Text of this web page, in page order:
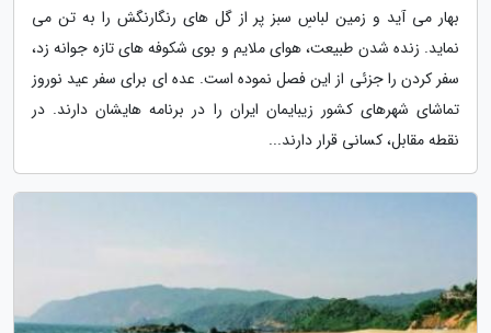
بهار می آید و زمین لباسِ سبز پر از گل های رنگارنگش را به تن می
نماید. زنده شدن طبیعت، هوای ملایم و بوی شکوفه های تازه جوانه زد،
سفر کردن را جزئی از این فصل نموده است. عده ای برای سفر عید نوروز
تماشای شهرهای کشور زیبایمان ایران را در برنامه هایشان دارند. در
نقطه مقابل، کسانی قرار دارند...